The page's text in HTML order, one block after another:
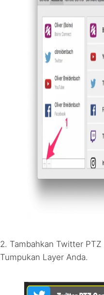
2. Tambahkan Twitter PTZ
Tumpukan Layer Anda.